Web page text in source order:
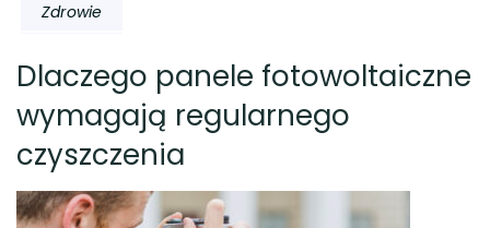
Zdrowie
Dlaczego panele fotowoltaiczne
wymagają regularnego
czyszczenia